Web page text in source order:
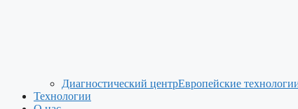
Диагностический центрЕвропейские
Технологии